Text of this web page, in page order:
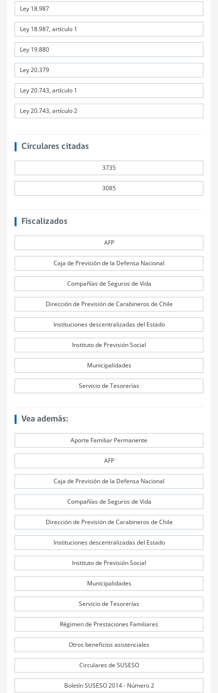
Ley 18.987
Ley 18.987, artículo 1
Ley 19.880
Ley 20.379
Ley 20.743, artículo 1
Ley 20.743, artículo 2
Circulares citadas
3735
3085
Fiscalizados
AFP
Caja de Previsión de la Defensa Nacional
Compañías de Seguros de Vida
Dirección de Previsión de Carabineros de Chile
Instituciones descentralizadas del Estado
Instituto de Previsión Social
Municipalidades
Servicio de Tesorerías
Vea además:
Aporte Familiar Permanente
AFP
Caja de Previsión de la Defensa Nacional
Compañías de Seguros de Vida
Dirección de Previsión de Carabineros de Chile
Instituciones descentralizadas del Estado
Instituto de Previsión Social
Municipalidades
Servicio de Tesorerías
Régimen de Prestaciones Familiares
Otros beneficios asistenciales
Circulares de SUSESO
Boletín SUSESO 2014 - Número 2